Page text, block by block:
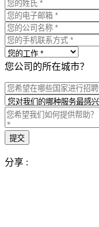
您公司的所在城市？
分享 :